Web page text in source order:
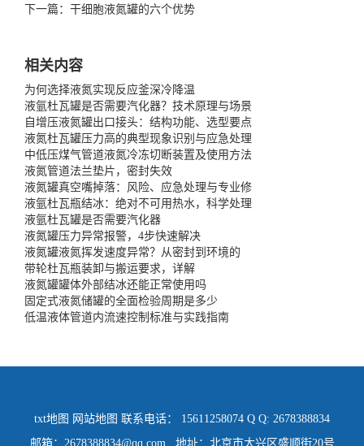
下一篇：干细胞液氮罐的六个优势
相关内容
为何选择液氮实现反应釜深冷降温
液氩杜瓦罐是否需要汽化器？技术原理与场景
自增压液氮罐出口接头：结构功能、选型要点
液氮杜瓦罐压力高的典型现象识别与应急处理
中低压煤气管道液氮冷冻切断装置及使用方法
液氮管道法兰垫片，密封失效
液氮罐真空嘴掉落：风险、应急处理与专业修
液氩杜瓦瓶结冰：绝对不可用热水，科学处理
液氩杜瓦罐是否需要汽化器
液氮罐压力异常报警，4步快速解决
液氮罐液氮挥发速度异常？从密封到环境的
带轮杜瓦瓶装卸与搬运要求，详解
液氮罐罐体外部结冰还能正常使用吗
固定式液氮储罐的全面检验周期是多少
低温液体管道内流速控制标准与实践指南
txt地图 网站地图 联系电话： 15611258074 Q Q: 2678388834
邮箱：2678388834@qq.com 地址：北京市大兴区盛顺街20号